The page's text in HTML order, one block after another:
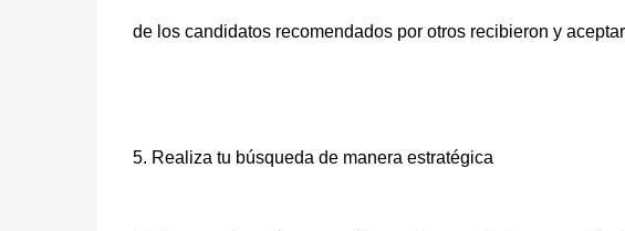
de los candidatos recomendados por otros recibieron y
5. Realiza tu búsqueda de manera estratégica